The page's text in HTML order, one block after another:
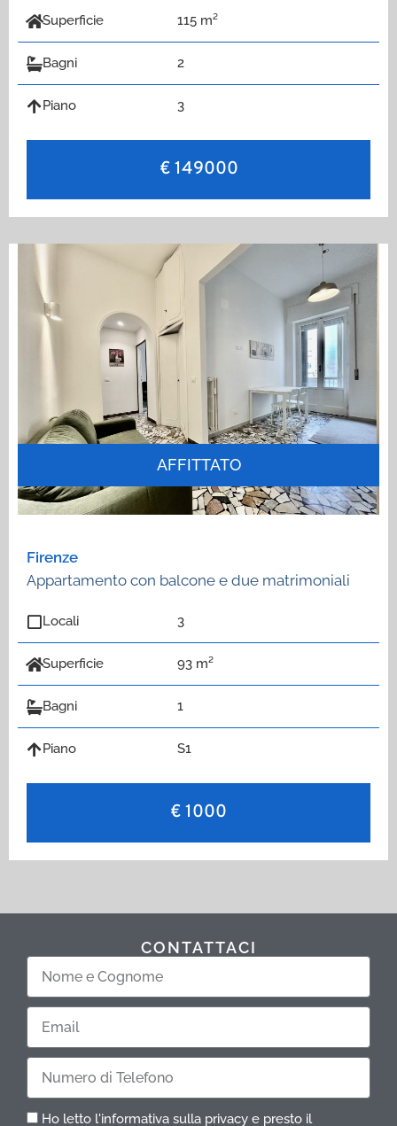
Superficie 115 m²
Bagni 2
Piano 3
€ 149000
AFFITTATO
Firenze
Appartamento con balcone e due matrimoniali
Locali 3
Superficie 93 m²
Bagni 1
Piano S1
€ 1000
CONTATTACI
e
Cognome
Ho letto l'informativa sulla privacy e presto il